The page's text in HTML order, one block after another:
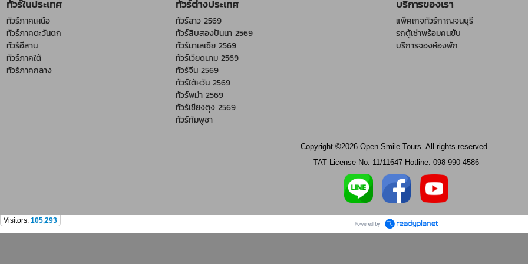
ทัวร์ในประเทศ
ทัวร์ภาคเหนือ
ทัวร์ภาคตะวันตก
ทัวร์อีสาน
ทัวร์ภาคใต้
ทัวร์ภาคกลาง
ทัวร์ต่างประเทศ
ทัวร์ลาว 2569
ทัวร์สิบสองปันนา 2569
ทัวร์มาเลเซีย 2569
ทัวร์เวียดนาม 2569
ทัวร์จีน 2569
ทัวร์ไต้หวัน 2569
ทัวร์พม่า 2569
ทัวร์เชียงตุง 2569
ทัวร์กัมพูชา
บริการของเรา
แพ็คเกจทัวร์กาญจนบุรี
รถตู้เช่าพร้อมคนขับ
บริการจองห้องพัก
Copyright ©2026 Open Smile Tours. All rights reserved.
TAT License No. 11/11647 Hotline: 098-990-4586
Visitors: 105,293